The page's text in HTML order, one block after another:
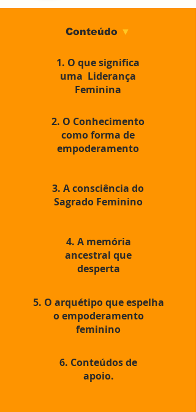
Conteúdo ▼
1. O que significa
uma Liderança
Feminina
2. O Conhecimento
como forma de
empoderamento
3. A consciência do
Sagrado Feminino
4. A memória
ancestral que
desperta
5. O arquétipo que espelha
o empoderamento
feminino
6. Conteúdos de
apoio.